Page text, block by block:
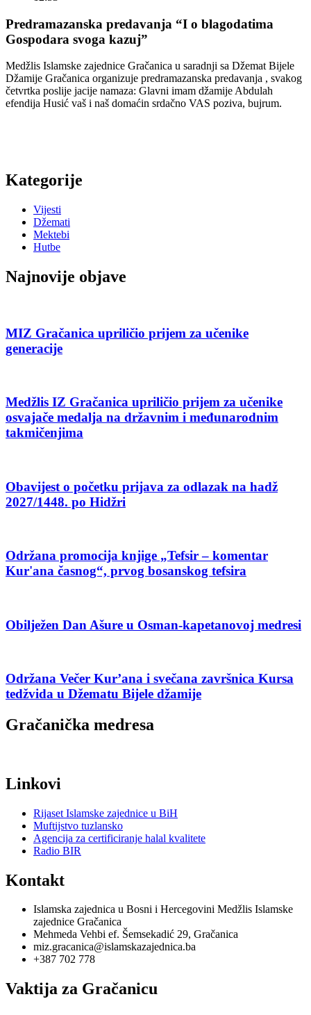
Predramazanska predavanja “I o blagodatima
Gospodara svoga kazuj”
Medžlis Islamske zajednice Gračanica u saradnji sa Džemat Bijele
Džamije Gračanica organizuje predramazanska predavanja , svakog
četvrtka poslije jacije namaza: Glavni imam džamije Abdulah
efendija Husić vaš i naš domaćin srdačno VAS poziva, bujrum.
Kategorije
Vijesti
Džemati
Mektebi
Hutbe
Najnovije objave
MIZ Gračanica upriličio prijem za učenike
generacije
Medžlis IZ Gračanica upriličio prijem za učenike
osvajače medalja na državnim i međunarodnim
takmičenjima
Obavijest o početku prijava za odlazak na hadž
2027/1448. po Hidžri
Održana promocija knjige „Tefsir – komentar
Kur'ana časnog“, prvog bosanskog tefsira
Obilježen Dan Ašure u Osman-kapetanovoj medresi
Održana Večer Kur’ana i svečana završnica Kursa
tedžvida u Džematu Bijele džamije
Gračanička medresa
Linkovi
Rijaset Islamske zajednice u BiH
Muftijstvo tuzlansko
Agencija za certificiranje halal kvalitete
Radio BIR
Kontakt
Islamska zajednica u Bosni i Hercegovini Medžlis Islamske
zajednice Gračanica
Mehmeda Vehbi ef. Šemsekadić 29, Gračanica
miz.gracanica@islamskazajednica.ba
+387 702 778
Vaktija za Gračanicu